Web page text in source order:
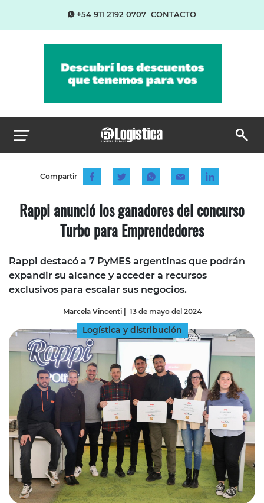
+54 911 2192 0707 CONTACTO
Compartir
Rappi anunció los ganadores del concurso
Turbo para Emprendedores
Rappi destacó a 7 PyMES argentinas que podrán
expandir su alcance y acceder a recursos
exclusivos para escalar sus negocios.
Marcela Vincenti| 13 de mayo del 2024
Logística y distribución